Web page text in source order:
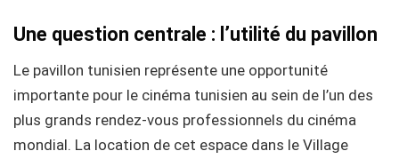
Une question centrale : l’utilité du pavillon
Le pavillon tunisien représente une opportunité
importante pour le cinéma tunisien au sein de l’un des
plus grands rendez-vous professionnels du cinéma
mondial. La location de cet espace dans le Village